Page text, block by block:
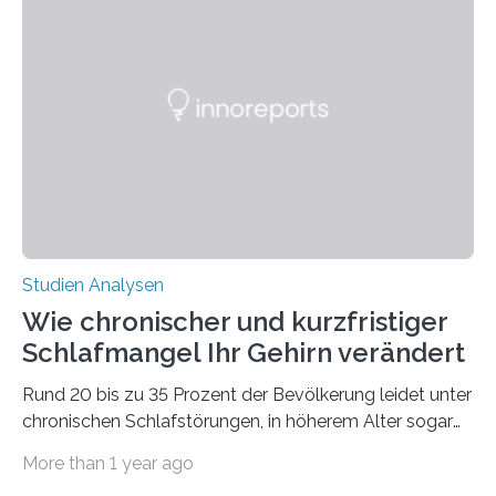
derzeitigen Verbreitungsgebiets bis zum Jahr 2100
Studien Analysen
Wie chronischer und kurzfristiger
Schlafmangel Ihr Gehirn verändert
Rund 20 bis zu 35 Prozent der Bevölkerung leidet unter
chronischen Schlafstörungen, in höherem Alter sogar
Erwachsene kennt zudem ein kurzfristiges Schlafdefizit:
More than 1 year ago